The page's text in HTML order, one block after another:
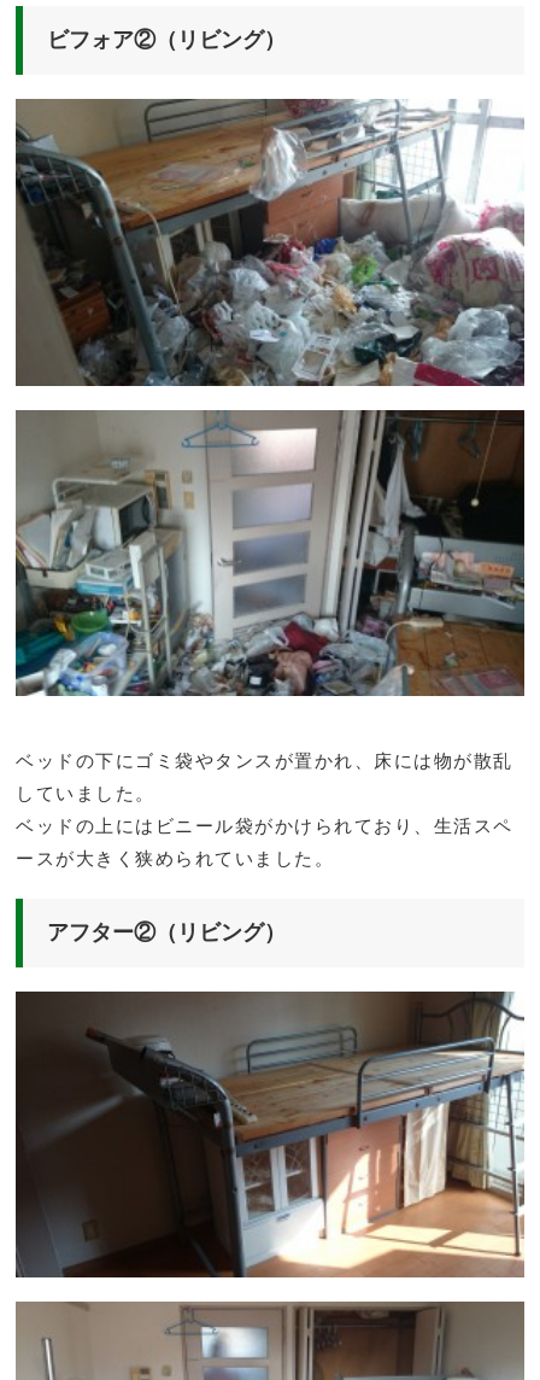
ビフォア②（リビング）
ベッドの下にゴミ袋やタンスが置かれ、床には物が散乱
していました。
ベッドの上にはビニール袋がかけられており、生活スペ
ースが大きく狭められていました。
アフター②（リビング）